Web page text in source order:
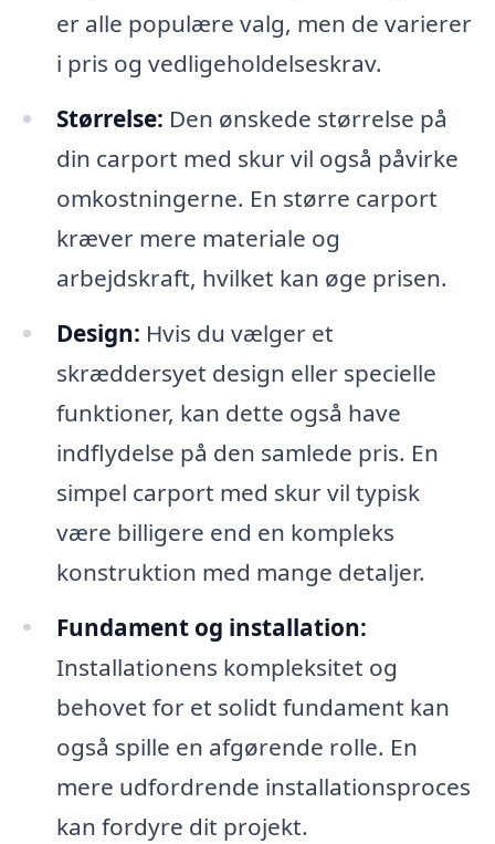
er alle populære valg, men de varierer
i pris og vedligeholdelseskrav.
Størrelse: Den ønskede størrelse på
din carport med skur vil også påvirke
omkostningerne. En større carport
kræver mere materiale og
arbejdskraft, hvilket kan øge prisen.
Design: Hvis du vælger et
skræddersyet design eller specielle
funktioner, kan dette også have
indflydelse på den samlede pris. En
simpel carport med skur vil typisk
være billigere end en kompleks
konstruktion med mange detaljer.
Fundament og installation:
Installationens kompleksitet og
behovet for et solidt fundament kan
også spille en afgørende rolle. En
mere udfordrende installationsproces
kan fordyre dit projekt.